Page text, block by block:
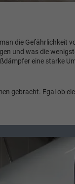
die Gefährlichkeit
und was die
eine starke
gebracht. Egal ob